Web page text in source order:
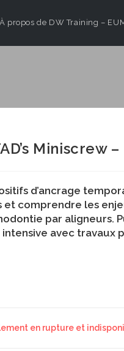
À propos de DW Training –
Miniscrew
d’ancrage
comprendre les
par aligneurs.
intensive avec travaux
en rupture et